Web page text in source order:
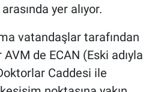
yer alıyor.
vatandaşlar tarafından
de ECAN (Eski adıyla
Caddesi ile